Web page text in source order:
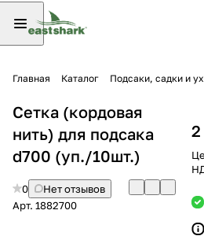
Главная Каталог Подсаки, садки и
Сетка (кордовая
нить) для подсака
d700 (уп./10шт.)
0
Нет отзывов
Арт. 1882700
2